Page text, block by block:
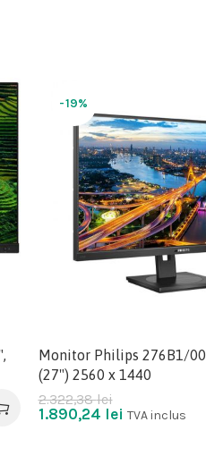
-19%
Monitor Philips 276B1/00
(27") 2560 x 1440
2.322,38lei
1.890,24 lei TVA inclus